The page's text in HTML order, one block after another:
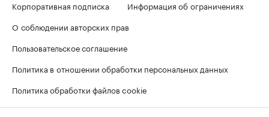
Корпоративная подписка
Информация об ограничениях
О соблюдении авторских прав
Пользовательское соглашение
Политика в отношении обработки персональных данных
Политика обработки файлов cookie